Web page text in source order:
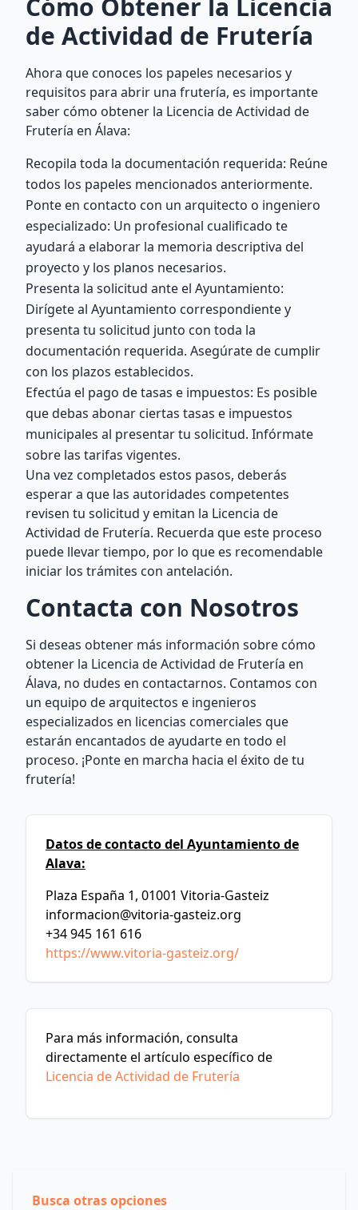
Cómo Obtener la Licencia
de Actividad de Frutería
Ahora que conoces los papeles necesarios y
requisitos para abrir una frutería, es importante
saber cómo obtener la Licencia de Actividad de
Frutería en Álava:
Recopila toda la documentación requerida: Reúne
todos los papeles mencionados anteriormente.
Ponte en contacto con un arquitecto o ingeniero
especializado: Un profesional cualificado te
ayudará a elaborar la memoria descriptiva del
proyecto y los planos necesarios.
Presenta la solicitud ante el Ayuntamiento:
Dirígete al Ayuntamiento correspondiente y
presenta tu solicitud junto con toda la
documentación requerida. Asegúrate de cumplir
con los plazos establecidos.
Efectúa el pago de tasas e impuestos: Es posible
que debas abonar ciertas tasas e impuestos
municipales al presentar tu solicitud. Infórmate
sobre las tarifas vigentes.
Una vez completados estos pasos, deberás
esperar a que las autoridades competentes
revisen tu solicitud y emitan la Licencia de
Actividad de Frutería. Recuerda que este proceso
puede llevar tiempo, por lo que es recomendable
iniciar los trámites con antelación.
Contacta con Nosotros
Si deseas obtener más información sobre cómo
obtener la Licencia de Actividad de Frutería en
Álava, no dudes en contactarnos. Contamos con
un equipo de arquitectos e ingenieros
especializados en licencias comerciales que
estarán encantados de ayudarte en todo el
proceso. ¡Ponte en marcha hacia el éxito de tu
frutería!
Datos de contacto del Ayuntamiento de
Alava:
Plaza España 1, 01001 Vitoria-Gasteiz
informacion@vitoria-gasteiz.org
+34 945 161 616
https://www.vitoria-gasteiz.org/
Para más información, consulta
directamente el artículo específico de
Licencia de Actividad de Frutería
Busca otras opciones